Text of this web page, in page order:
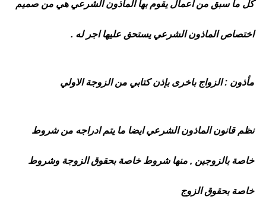
كل ما سبق من اعمال يقوم بها الماذون الشرعي هي من صميم
اختصاص الماذون الشرعي يستحق عليها اجر له .
مأذون : الزواج باخرى بإذن كتابي من الزوجة الاولي
نظم قانون الماذون الشرعي ايضا ما يتم ادراجه من شروط
خاصة بالزوجين , منها شروط خاصة بحقوق الزوجة وشروط
خاصة بحقوق الزوج